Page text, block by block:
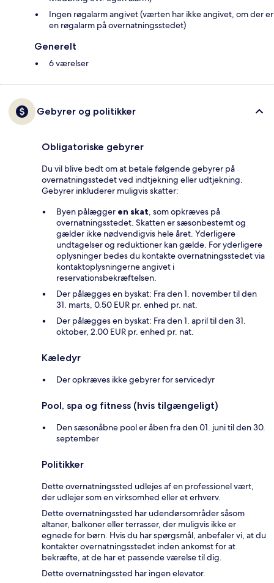
Ingen røgalarm angivet (værten har ikke angivet, om der er
en røgalarm på overnatningsstedet)
Generelt
6 værelser
Gebyrer og politikker
Obligatoriske gebyrer
Du vil blive bedt om at betale følgende gebyrer på
overnatningsstedet ved indtjekning eller udtjekning.
Gebyrer inkluderer muligvis skatter:
Byen pålægger en skat, som opkræves på
overnatningsstedet. Skatten er sæsonbestemt og
gælder ikke nødvendigvis hele året. Yderligere
undtagelser og reduktioner kan gælde. For yderligere
oplysninger bedes du kontakte overnatningsstedet via
kontaktoplysningerne angivet i
reservationsbekræftelsen.
Der pålægges en byskat: Fra den 1. november til den
31. marts, 0.50 EUR pr. enhed pr. nat.
Der pålægges en byskat: Fra den 1. april til den 31.
oktober, 2.00 EUR pr. enhed pr. nat.
Kæledyr
Der opkræves ikke gebyrer for servicedyr
Pool, spa og fitness (hvis tilgængeligt)
Den sæsonåbne pool er åben fra den 01. juni til den 30.
september
Politikker
Dette overnatningssted udlejes af en professionel vært,
der udlejer som en virksomhed eller et erhverv.
Dette overnatningssted har udendørsområder såsom
altaner, balkoner eller terrasser, der muligvis ikke er
egnede for børn. Hvis du har spørgsmål, anbefaler vi, at du
kontakter overnatningsstedet inden ankomst for at
bekræfte, at de har et passende værelse til dig.
Dette overnatningssted har ingen elevator.